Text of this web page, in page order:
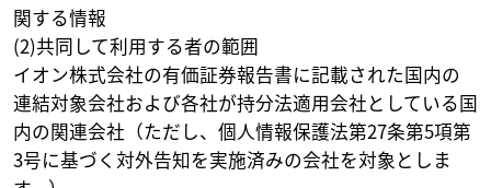
関する情報
(2)共同して利用する者の範囲
イオン株式会社の有価証券報告書に記載された国内の
連結対象会社および各社が持分法適用会社としている国
内の関連会社（ただし、個人情報保護法第27条第5項第
3号に基づく対外告知を実施済みの会社を対象としま